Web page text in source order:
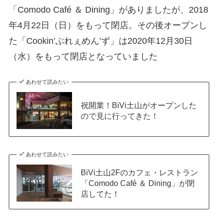
「Comodo Café ＆ Dining」がありましたが、2018
年4月22日（日）をもって閉店。その後オープンし
た「Cookin’ぶれぇめん’ず」は2020年12月30日
（水）をもって閉店となっていました
あわせて読みたい
祝開業！BiVi土山がオープンした
ので見に行ってきた！
あわせて読みたい
BiVi土山2Fのカフェ・レストラン
「Comodo Café ＆ Dining」が閉
店してた！